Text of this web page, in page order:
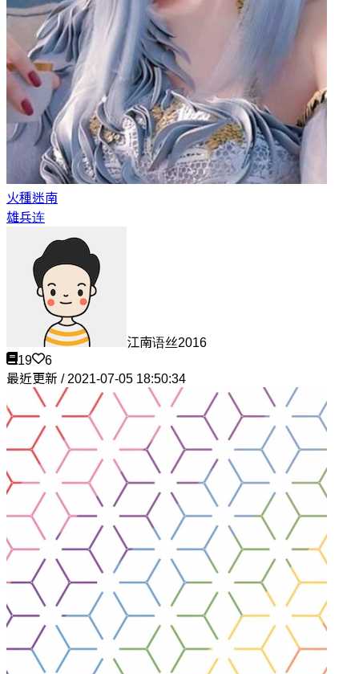
火種迷南
雄兵连
江南语丝2016
19
6
最近更新 / 2021-07-05 18:50:34